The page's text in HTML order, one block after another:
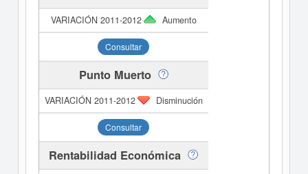
Aumento
Consultar
Punto Muerto
Disminución
Consultar
Rentabilidad Económica